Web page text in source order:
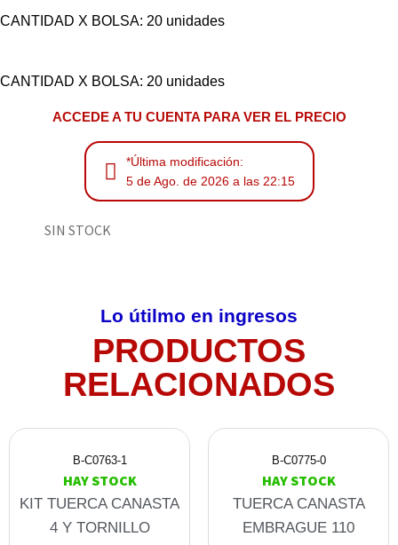
CANTIDAD X BOLSA: 20 unidades
CANTIDAD X BOLSA: 20 unidades
ACCEDE A TU CUENTA PARA VER EL PRECIO
*Última modificación:
5 de Ago. de 2026 a las 22:15
SIN STOCK
Lo útilmo en ingresos
PRODUCTOS
RELACIONADOS
B-C0763-1
HAY STOCK
KIT TUERCA CANASTA
4 Y TORNILLO
B-C0775-0
HAY STOCK
TUERCA CANASTA
EMBRAGUE 110